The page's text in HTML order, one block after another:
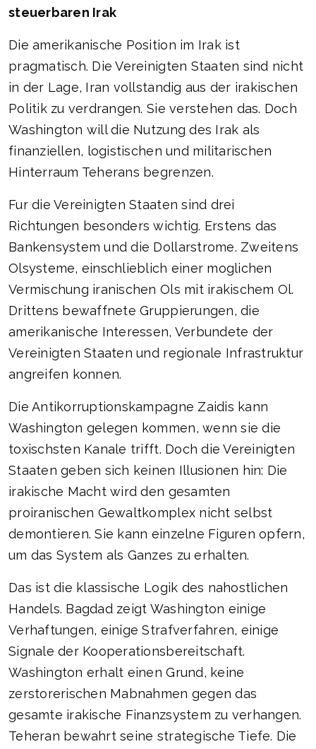
steuerbaren Irak
Die amerikanische Position im Irak ist
pragmatisch. Die Vereinigten Staaten sind nicht
in der Lage, Iran vollstandig aus der irakischen
Politik zu verdrangen. Sie verstehen das. Doch
Washington will die Nutzung des Irak als
finanziellen, logistischen und militarischen
Hinterraum Teherans begrenzen.
Fur die Vereinigten Staaten sind drei
Richtungen besonders wichtig. Erstens das
Bankensystem und die Dollarstrome. Zweitens
Olsysteme, einschlieblich einer moglichen
Vermischung iranischen Ols mit irakischem Ol.
Drittens bewaffnete Gruppierungen, die
amerikanische Interessen, Verbundete der
Vereinigten Staaten und regionale Infrastruktur
angreifen konnen.
Die Antikorruptionskampagne Zaidis kann
Washington gelegen kommen, wenn sie die
toxischsten Kanale trifft. Doch die Vereinigten
Staaten geben sich keinen Illusionen hin: Die
irakische Macht wird den gesamten
proiranischen Gewaltkomplex nicht selbst
demontieren. Sie kann einzelne Figuren opfern,
um das System als Ganzes zu erhalten.
Das ist die klassische Logik des nahostlichen
Handels. Bagdad zeigt Washington einige
Verhaftungen, einige Strafverfahren, einige
Signale der Kooperationsbereitschaft.
Washington erhalt einen Grund, keine
zerstorerischen Mabnahmen gegen das
gesamte irakische Finanzsystem zu verhangen.
Teheran bewahrt seine strategische Tiefe. Die